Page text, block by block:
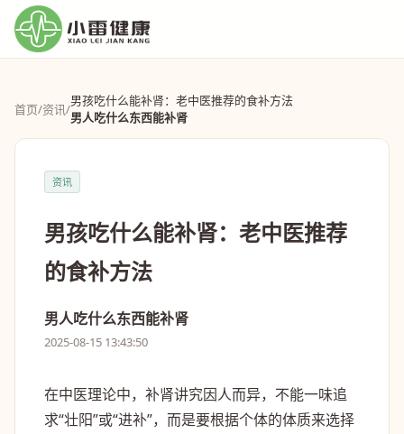
首页/资讯/
男孩吃什么能补肾：老中医推荐的食补方法
男人吃什么东西能补肾
资讯
男孩吃什么能补肾：老中医推荐
的食补方法
男人吃什么东西能补肾
2025-08-15 13:43:50
在中医理论中，补肾讲究因人而异，不能一味追
求“壮阳”或“进补”，而是要根据个体的体质来选择